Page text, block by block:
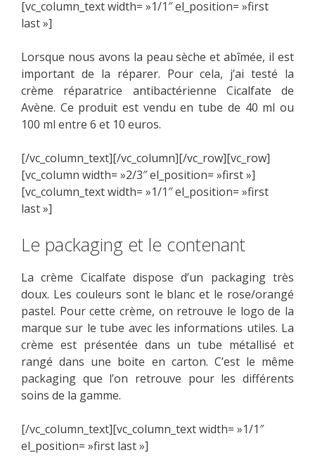
[vc_column_text width= »1/1″ el_position= »first
last »]
Lorsque nous avons la peau sèche et abîmée, il est
important de la réparer. Pour cela, j’ai testé la
crème réparatrice antibactérienne Cicalfate de
Avène. Ce produit est vendu en tube de 40 ml ou
100 ml entre 6 et 10 euros.
[/vc_column_text][/vc_column][/vc_row][vc_row]
[vc_column width= »2/3″ el_position= »first »]
[vc_column_text width= »1/1″ el_position= »first
last »]
Le packaging et le contenant
La crème Cicalfate dispose d’un packaging très
doux. Les couleurs sont le blanc et le rose/orangé
pastel. Pour cette crème, on retrouve le logo de la
marque sur le tube avec les informations utiles. La
crème est présentée dans un tube métallisé et
rangé dans une boite en carton. C’est le même
packaging que l’on retrouve pour les différents
soins de la gamme.
[/vc_column_text][vc_column_text width= »1/1″
el_position= »first last »]